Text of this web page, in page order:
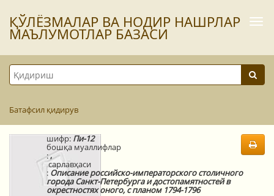
ҚЎЛЁЗМАЛАР ВА НОДИР НАШРЛАР
МАЪЛУМОТЛАР БАЗАСИ
Батафсил қидирув
шифр:Пи-12
бошқа муаллифлар
:,
сарлавҳаси
: Описание российско-императорского столичного
города Санкт-Петербурга и достопамятностей в
окрестностях оного, с планом 1794-1796